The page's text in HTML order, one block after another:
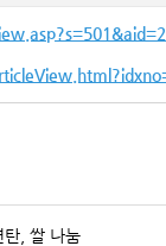
탄, 쌀 나눔